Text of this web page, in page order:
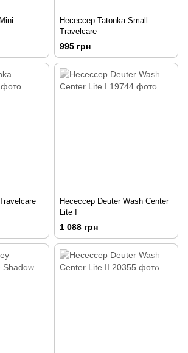
Несессер Tatonka Small
Travelcare
995 грн
Несеcсер Deuter Wash Center
Lite I
1 088 грн